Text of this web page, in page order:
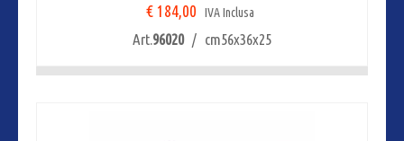
€ 184,00 IVA Inclusa
Art.96020/ cm56x36x25